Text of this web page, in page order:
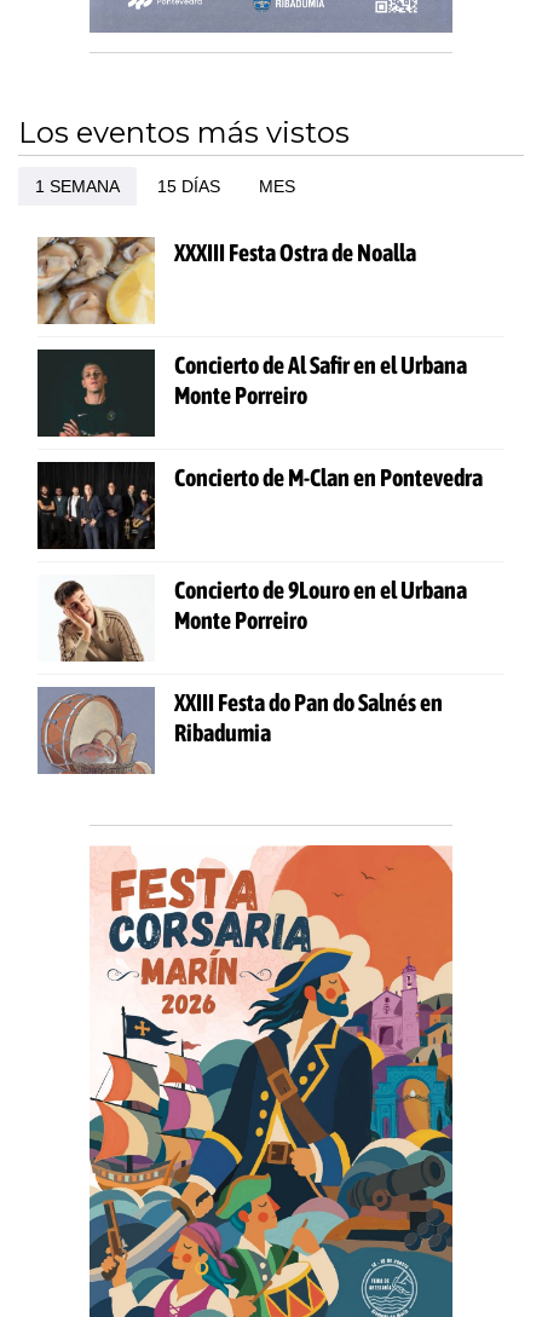
Los eventos más vistos
1 SEMANA 15 DÍAS MES
XXXIII Festa Ostra de Noalla
Concierto de Al Safir en el Urbana
Monte Porreiro
Concierto de M-Clan en Pontevedra
Concierto de 9Louro en el Urbana
Monte Porreiro
XXIII Festa do Pan do Salnés en
Ribadumia